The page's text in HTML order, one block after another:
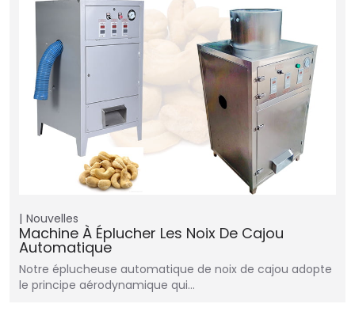
Nouvelles
Machine À Éplucher Les Noix De Cajou
Automatique
Notre éplucheuse automatique de noix de cajou adopte
le principe aérodynamique qui…